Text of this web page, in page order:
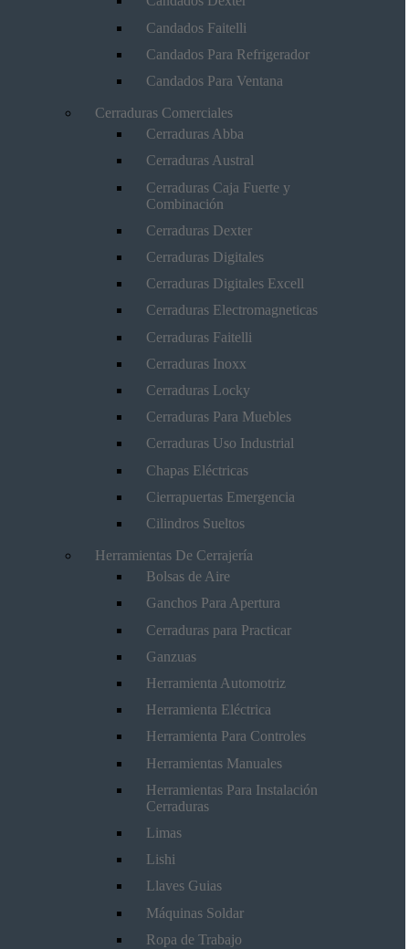
Candados Faitelli
Candados Para Refrigerador
Candados Para Ventana
Cerraduras Comerciales
Cerraduras Abba
Cerraduras Austral
Cerraduras Caja Fuerte y
Combinación
Cerraduras Dexter
Cerraduras Digitales
Cerraduras Digitales Excell
Cerraduras Electromagneticas
Cerraduras Faitelli
Cerraduras Inoxx
Cerraduras Locky
Cerraduras Para Muebles
Cerraduras Uso Industrial
Chapas Eléctricas
Cierrapuertas Emergencia
Cilindros Sueltos
Herramientas De Cerrajería
Bolsas de Aire
Ganchos Para Apertura
Cerraduras para Practicar
Ganzuas
Herramienta Automotriz
Herramienta Eléctrica
Herramienta Para Controles
Herramientas Manuales
Herramientas Para Instalación
Cerraduras
Limas
Lishi
Llaves Guias
Máquinas Soldar
Ropa de Trabajo